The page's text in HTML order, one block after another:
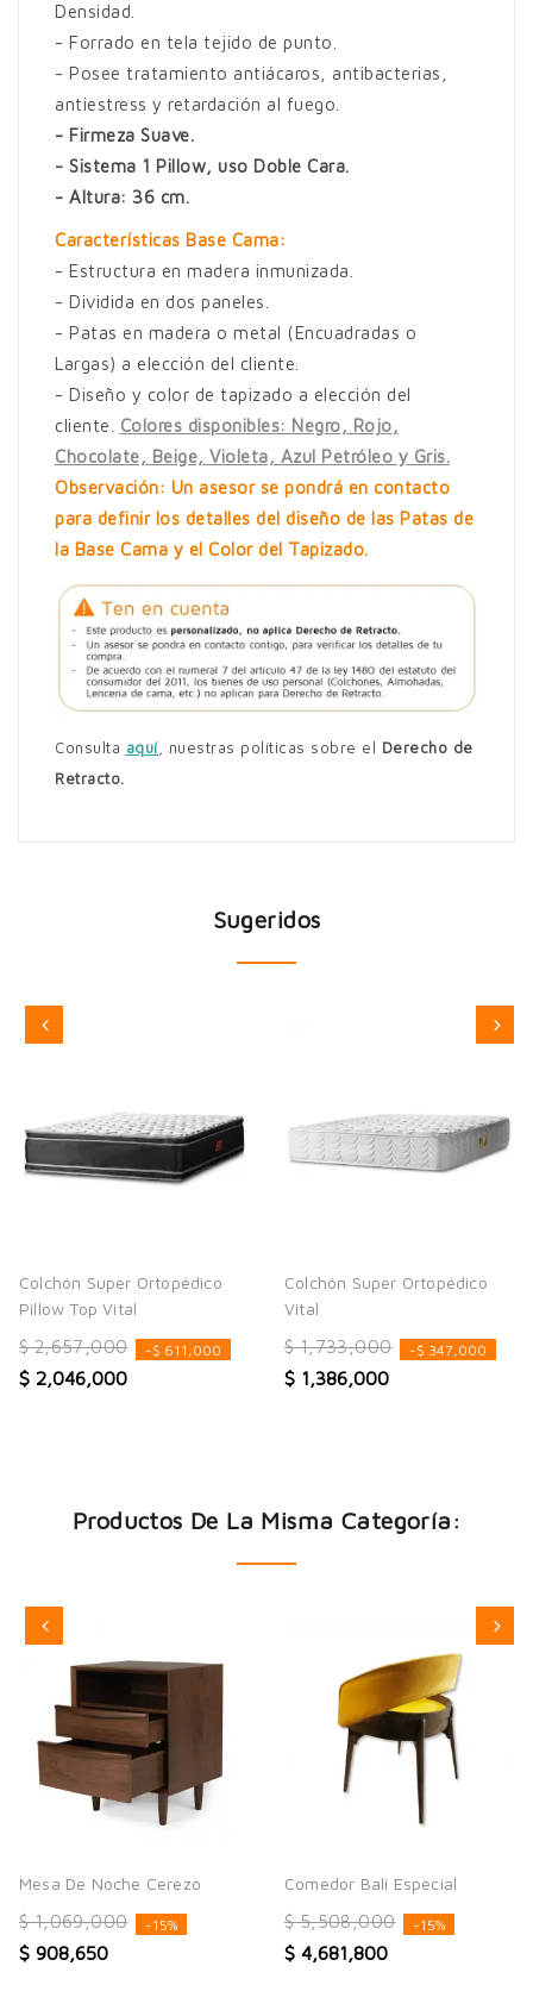
Densidad.
- Forrado en tela tejido de punto.
- Posee tratamiento antiácaros, antibacterias,
antiestress y retardación al fuego.
- Firmeza Suave.
- Sistema 1 Pillow, uso Doble Cara.
- Altura: 36 cm.
Características Base Cama:
- Estructura en madera inmunizada.
- Dividida en dos paneles.
- Patas en madera o metal (Encuadradas o
Largas) a elección del cliente.
- Diseño y color de tapizado a elección del
cliente.
Colores disponibles: Negro, Rojo,
Chocolate, Beige, Violeta, Azul Petróleo y Gris.
Observación: Un asesor se pondrá en contacto
para definir los detalles del diseño de las Patas de
la Base Cama y el Color del Tapizado.
Consulta aquí, nuestras políticas sobre el Derecho de
Retracto.
Sugeridos
Colchón Super Ortopédico
Pillow Top Vital
$ 2,657,000
-$ 611,000
$ 2,046,000
Colchón Super Ortopédico
Vital
$ 1,733,000
-$ 347,000
$ 1,386,000
Productos De La Misma Categoría:
Mesa De Noche Cerezo
$ 1,069,000
-15%
$ 908,650
Comedor Bali Especial
$ 5,508,000
-15%
$ 4,681,800